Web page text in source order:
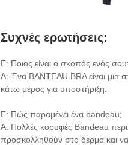
Συχνές ερωτήσεις:
Ε: Ποιος είναι ο σκοπός ενός
A: Ένα BANTEAU BRA είναι μια
κάτω μέρος για υποστήριξη.
Ε: Πώς παραμένει ένα bandeau;
Α: Πολλές κορυφές Bandeau
προσκολληθούν στο δέρμα και